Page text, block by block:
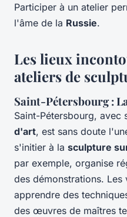
Participer à un atelier
l'âme de la Russie.
Les lieux
ateliers de
Saint-Pétersbourg :
Saint-Pétersbourg, avec
d'art, est sans doute
s'initier à la sculpture
par exemple, organise
des démonstrations. Les
apprendre des
des œuvres de maîtres